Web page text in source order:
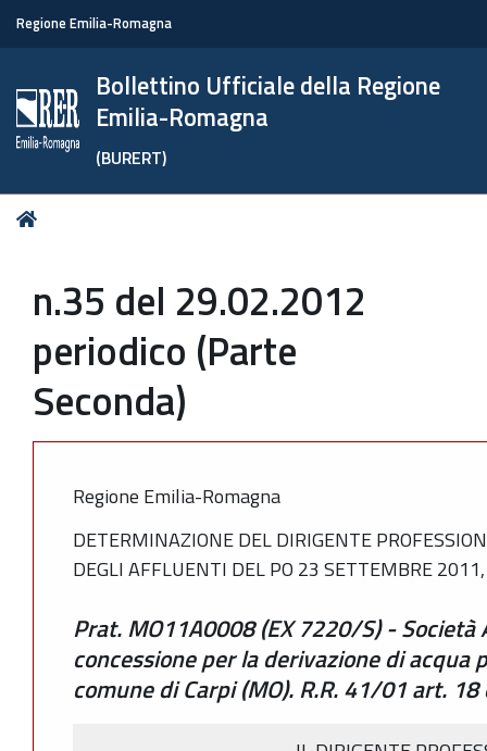
Regione Emilia-Romagna
Bollettino Ufficiale della Regione
Emilia-Romagna
(BURERT)
Tu
n.35 del 29.02.2012
periodico (Parte
Seconda)
Regione Emilia-Romagna
DETERMINAZIONE DEL DIRIGENTE
DEGLI AFFLUENTI DEL PO 23 SETTEMBRE
Prat. MO11A0008 (EX 7220/S) - Società
concessione per la derivazione di acqua
comune di Carpi (MO). R.R. 41/01 art. 18